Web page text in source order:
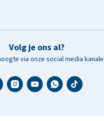
Volg je ons al?
via onze social media